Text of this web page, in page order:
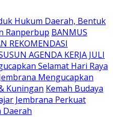
Hukum Daerah, Bentuk
Ranperbup BANMUS
REKOMENDASI
AGENDA KERJA JULI
Selamat Hari Raya
Mengucapkan
Kuningan Kemah Budaya
Jembrana Perkuat
Daerah